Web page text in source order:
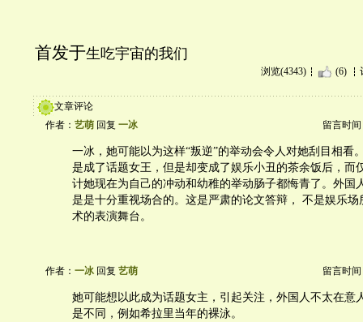
首发于生吃宇宙的我们
浏览(4343) (6)
文章评论
作者： 艺萌 回复 一冰 留言时间
一冰，她可能以为这样“叛逆”的举动会令人对她刮目相看
是成了话题女王，但是却变成了娱乐小丑的茶余饭后，而
计她现在为自己的冲动和幼稚的举动肠子都悔青了。外国
是是十分重视场合的。这是严肃的论文答辩， 不是娱乐场
术的表演舞台。
作者： 一冰 回复 艺萌 留言时间
她可能想以此成为话题女主，引起关注，外国人不太在意
是不同，例如希拉里当年的裸泳。